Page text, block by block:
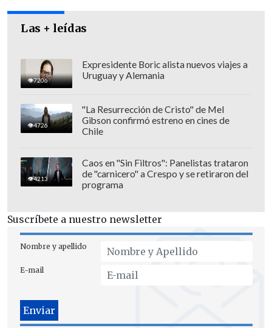
Las + leídas
7206
Expresidente Boric alista nuevos viajes a
Uruguay y Alemania
4726
"La Resurrección de Cristo" de Mel
Gibson confirmó estreno en cines de
Chile
4213
Caos en "Sin Filtros": Panelistas trataron
de "carnicero" a Crespo y se retiraron del
programa
Suscríbete a nuestro newsletter
Nombre y apellido
E-mail